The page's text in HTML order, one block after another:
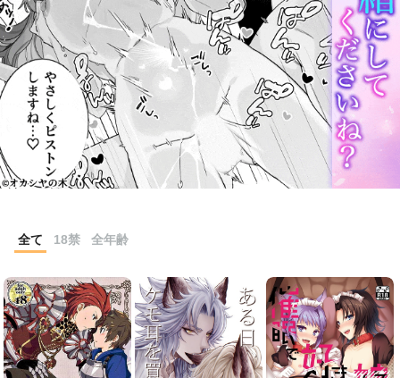
全て 18禁 全年齢